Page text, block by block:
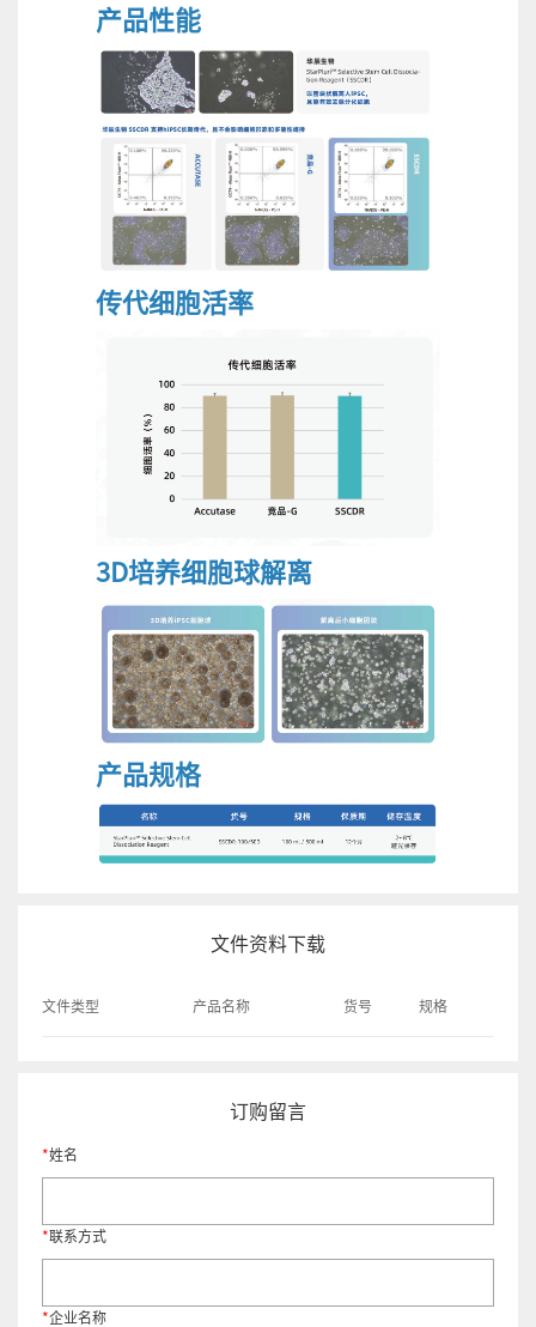
产品性能
传代细胞活率
3D培养细胞球解离
产品规格
文件资料下载
文件类型 产品名称 货号 规格
订购留言
*姓名
*联系方式
*企业名称